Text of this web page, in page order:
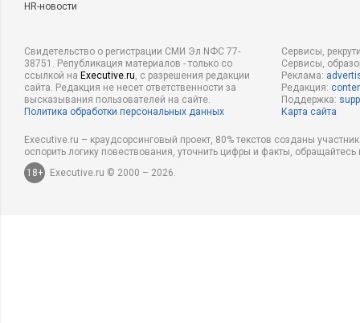
HR-новости
Свидетельство о регистрации СМИ Эл NФС 77-
38751. Републикация материалов - только со
ссылкой на Executive.ru, с разрешения редакции
сайта. Редакция не несет ответственности за
высказывания пользователей на сайте.
Политика обработки персональных данных
Сервисы,
Сервисы,
Реклама:
Редакция:
Поддержка:
Карта сайта
Executive.ru – краудсорсинговый проект, 80% текстов созданы
оспорить логику повествования, уточнить цифры и факты,
18+
Executive.ru © 2000 – 2026.